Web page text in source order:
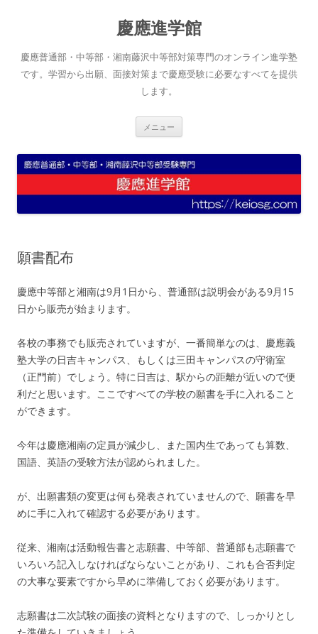
へ
ス
キ
慶應進学館
慶應普通部・中等部・湘南藤沢中等部対策専門のオンライン進学塾
です。学習から出願、面接対策まで慶應受験に必要なすべてを提供
します。
メニュー
願書配布
慶應中等部と湘南は9月1日から、普通部は説明会がある9月15
日から販売が始まります。
各校の事務でも販売されていますが、一番簡単なのは、慶應義
塾大学の日吉キャンパス、もしくは三田キャンパスの守衛室
（正門前）でしょう。特に日吉は、駅からの距離が近いので便
利だと思います。ここですべての学校の願書を手に入れること
ができます。
今年は慶應湘南の定員が減少し、また国内生であっても算数、
国語、英語の受験方法が認められました。
が、出願書類の変更は何も発表されていませんので、願書を早
めに手に入れて確認する必要があります。
従来、湘南は活動報告書と志願書、中等部、普通部も志願書で
いろいろ記入しなければならないことがあり、これも合否判定
の大事な要素ですから早めに準備しておく必要があります。
志願書は二次試験の面接の資料となりますので、しっかりとし